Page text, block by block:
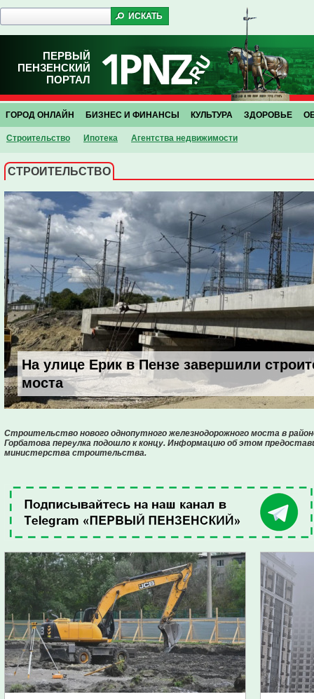
ПЕРВЫЙ
ПЕНЗЕНСКИЙ
ПОРТАЛ
ГОРОД ОНЛАЙН БИЗНЕС И ФИНАНСЫ КУЛЬТУРА ЗДОРОВЬЕ
Строительство Ипотека Агентства недвижимости
СТРОИТЕЛЬСТВО
На улице Ерик в Пензе завершили
моста
Строительство нового однопутного железнодорожного моста в
Горбатова переулка подошло к концу. Информацию об этом
министерства строительства.